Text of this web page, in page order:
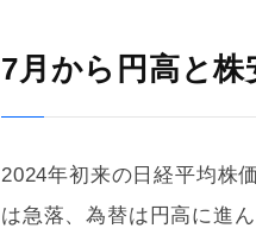
7月から円高と
2024年初来の日経平均株
は急落、為替は円高に進